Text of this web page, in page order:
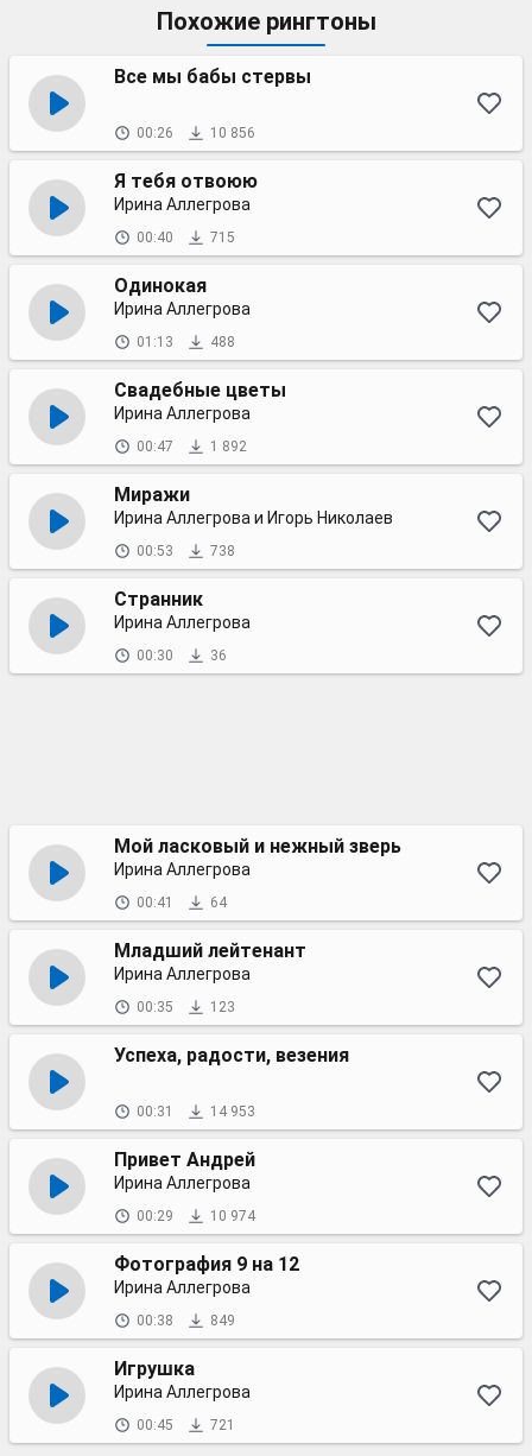
Похожие рингтоны
Все мы бабы стервы
00:26 10 856
Я тебя отвоюю
Ирина Аллегрова
00:40 715
Одинокая
Ирина Аллегрова
01:13 488
Свадебные цветы
Ирина Аллегрова
00:47 1 892
Миражи
Ирина Аллегрова и Игорь Николаев
00:53 738
Странник
Ирина Аллегрова
00:30 36
Мой ласковый и нежный зверь
Ирина Аллегрова
00:41 64
Младший лейтенант
Ирина Аллегрова
00:35 123
Успеха, радости, везения
00:31 14 953
Привет Андрей
Ирина Аллегрова
00:29 10 974
Фотография 9 на 12
Ирина Аллегрова
00:38 849
Игрушка
Ирина Аллегрова
00:45 721